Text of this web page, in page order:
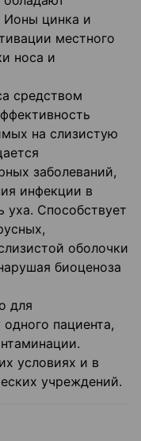
Ионы цинка и
местного
носа и
средством
на слизистую
заболеваний,
инфекции в
уха. Способствует
оболочки
биоценоза
для
пациента,
условиях и в
учреждений.